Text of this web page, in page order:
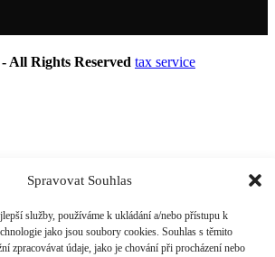
Spravovat Souhlas
služby, používáme k ukládání a/nebo přístupu k
jako jsou soubory cookies. Souhlas s těmito
zpracovávat údaje, jako je chování při procházení nebo
Rights Reserved tax service